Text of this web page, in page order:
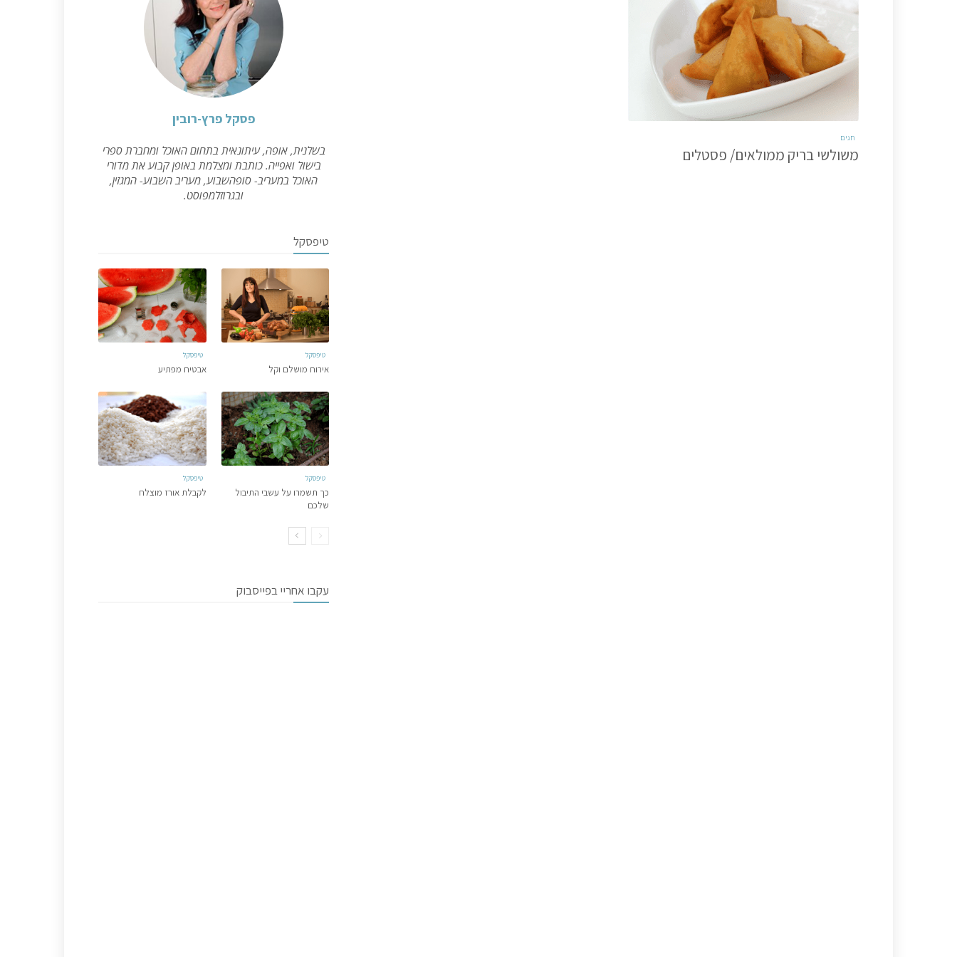
חגים
משולשי בריק ממולאים/ פסטלים
פסקל פרץ-רובין
בשלנית, אופה, עיתונאית בתחום האוכל ומחברת ספרי
בישול ואפייה. כותבת ומצלמת באופן קבוע את מדורי
האוכל במעריב- סופהשבוע, מעריב השבוע- המגזין,
ובגרוזלמפוסט.
טיפסקל
טיפסקל
אירוח מושלם וקל
טיפסקל
אבטיח מפתיע
טיפסקל
כך תשמרו על עשבי התיבול
שלכם
טיפסקל
לקבלת אורז מוצלח
עקבו אחריי בפייסבוק